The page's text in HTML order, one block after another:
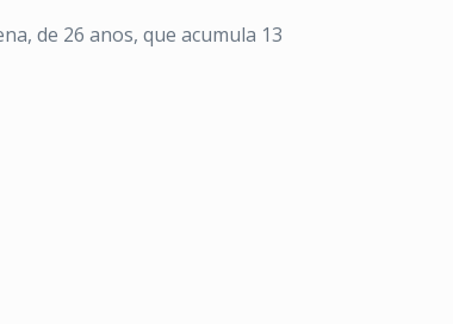
de 26 anos, que acumula 13